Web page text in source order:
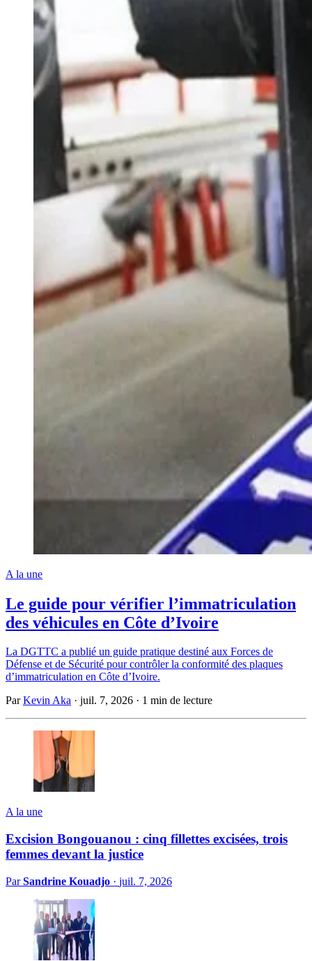
A la une
Le guide pour vérifier l’immatriculation
des véhicules en Côte d’Ivoire
La DGTTC a publié un guide pratique destiné aux Forces de
Défense et de Sécurité pour contrôler la conformité des plaques
d’immatriculation en Côte d’Ivoire.
ParKevin Aka · juil. 7, 2026 · 1 min de lecture
A la une
Excision Bongouanou : cinq fillettes excisées, trois
femmes devant la justice
ParSandrine Kouadjo · juil. 7, 2026